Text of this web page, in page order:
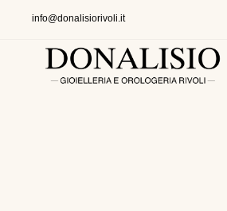
info@donalisiorivoli.it